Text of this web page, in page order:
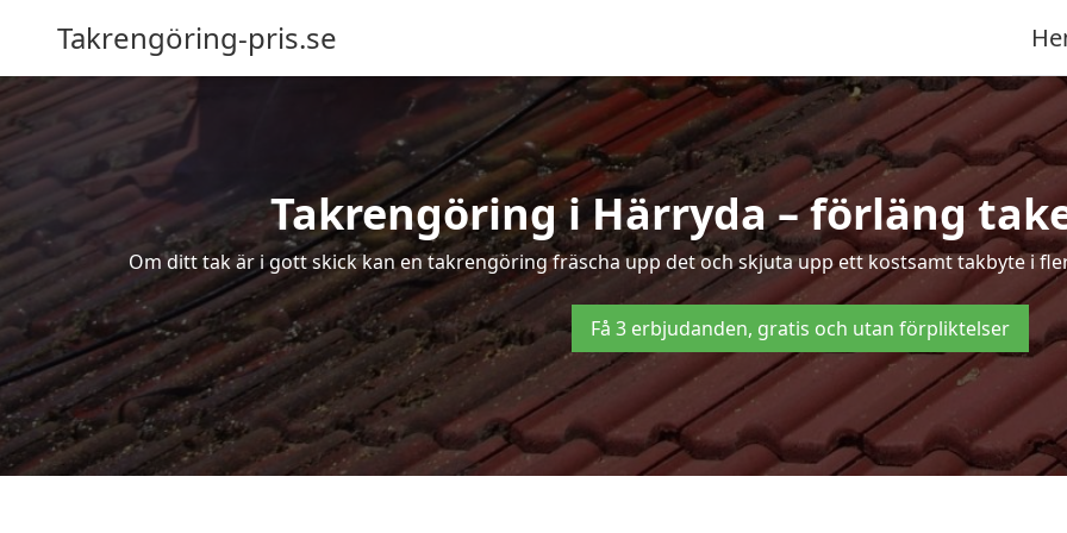
Takrengöring-pris.se
Takrengöring i Härryda – förläng
Om ditt tak är i gott skick kan en takrengöring fräscha upp det och skjuta upp ett kostsamt takbyte i
Få 3 erbjudanden, gratis och utan förpliktelser